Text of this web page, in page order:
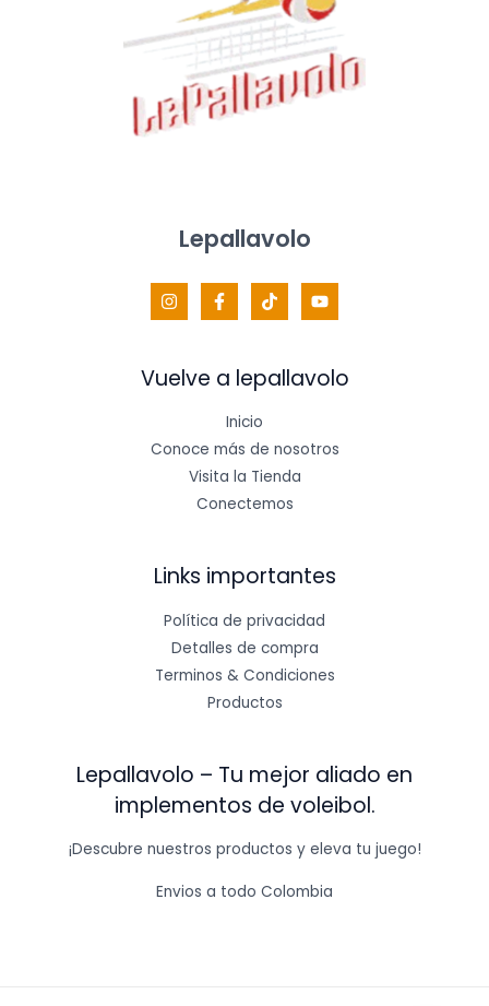
Lepallavolo
Vuelve a lepallavolo
Inicio
Conoce más de nosotros
Visita la Tienda
Conectemos
Links importantes
Política de privacidad
Detalles de compra
Terminos & Condiciones
Productos
Lepallavolo – Tu mejor aliado en
implementos de voleibol.
¡Descubre nuestros productos y eleva tu juego!
Envios a todo Colombia